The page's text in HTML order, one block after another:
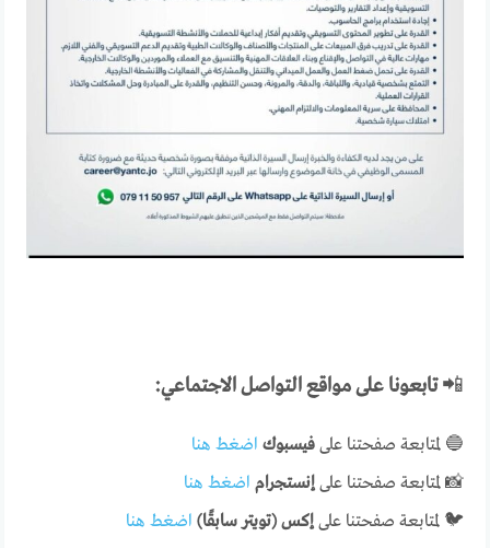
📲تابعونا على مواقع التواصل الاجتماعي:
🔵 لمتابعة صفحتنا علىفيسبوك اضغط هنا
📸 لمتابعة صفحتنا علىإنستجرام اضغط هنا
🐦 لمتابعة صفحتنا علىإكس (تويتر سابقًا) اضغط هنا